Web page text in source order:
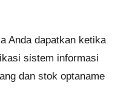
input data. Terlebih
usaha berskala
pilihan masyarakat di
pengirimannya pun